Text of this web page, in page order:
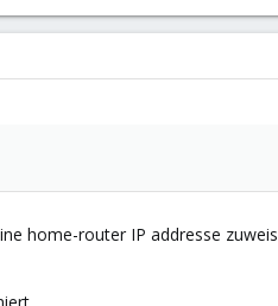
home-router IP addresse